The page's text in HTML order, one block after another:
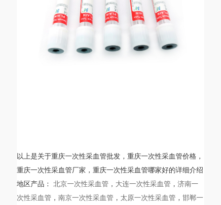
以上是关于重庆一次性采血管批发，重庆一次性采血管价格，
重庆一次性采血管厂家，重庆一次性采血管哪家好的详细介绍
地区产品： 北京一次性采血管 ， 大连一次性采血管 ， 济南一
次性采血管 ， 南京一次性采血管 ， 太原一次性采血管 ， 邯郸一